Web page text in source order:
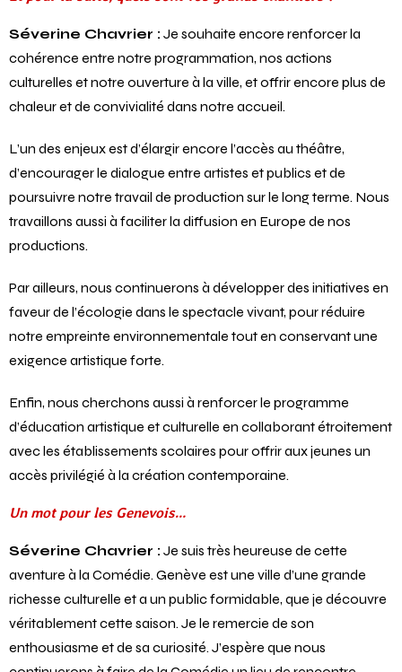
Et pour la suite, quels sont vos grands chantiers ?
Séverine Chavrier :
Je souhaite encore renforcer la
cohérence entre notre programmation, nos actions
chaleur et de convivialité dans notre accueil.
L’un des enjeux est d’élargir encore l’accès au théâtre,
d’encourager le dialogue entre artistes et publics et de
poursuivre notre travail de production sur le long terme. Nous
travaillons aussi à faciliter la diffusion en Europe de nos
productions.
Par ailleurs, nous continuerons à développer des initiatives en
faveur de l’écologie dans le spectacle vivant, pour réduire
notre empreinte environnementale tout en conservant une
exigence artistique forte.
Enfin, nous cherchons aussi à renforcer le programme
d’éducation artistique et culturelle en collaborant étroitement
avec les établissements scolaires pour offrir aux jeunes un
accès privilégié à la création contemporaine.
Un mot pour les Genevois…
Je suis très heureuse de cette
aventure à la Comédie. Genève est une ville d’une grande
véritablement cette saison. Je le remercie de son